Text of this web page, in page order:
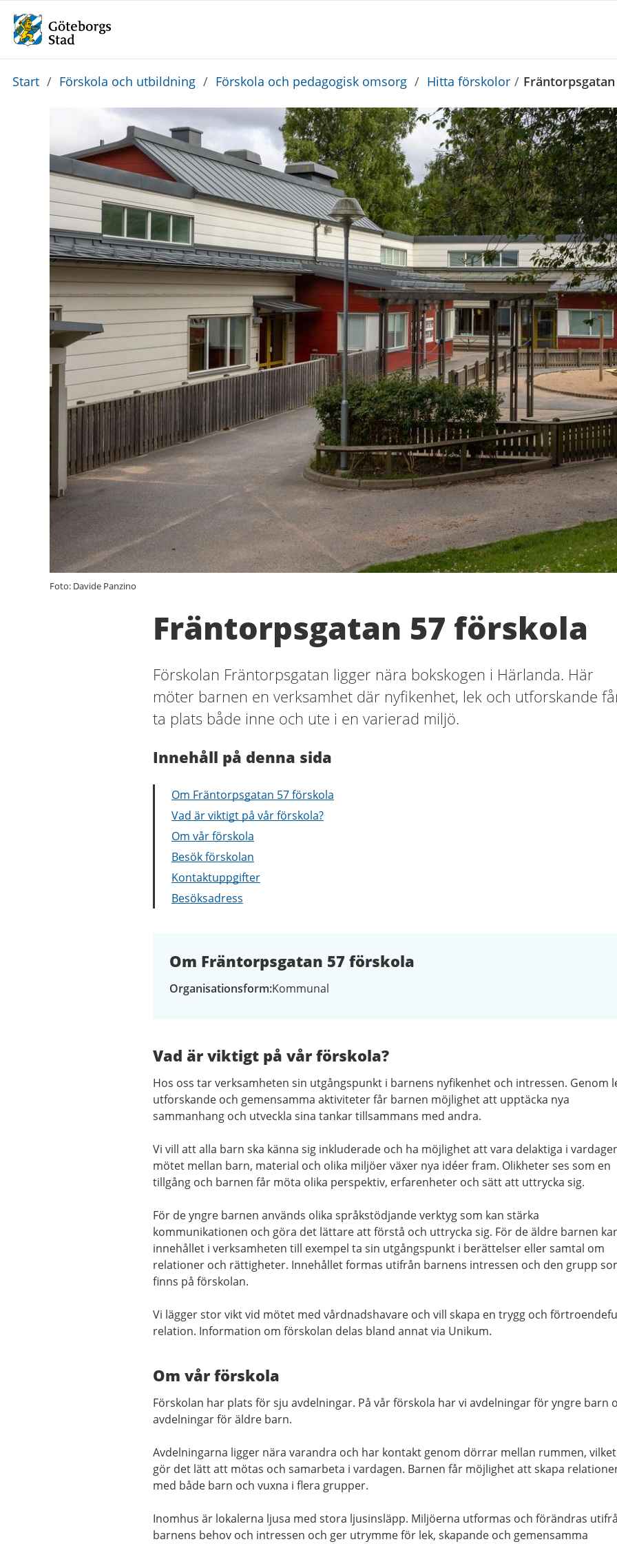
Du
Start / Förskola och utbildning / Förskola och pedagogisk omsorg / Hitta förskolor /
Foto: Davide Panzino
Fräntorpsgatan 57 förskola
Förskolan Fräntorpsgatan ligger nära bokskogen i Härlanda. Här
möter barnen en verksamhet där nyfikenhet, lek och utforskande
ta plats både inne och ute i en varierad miljö.
Innehåll på denna sida
Om Fräntorpsgatan 57 förskola
Vad är viktigt på vår förskola?
Om vår förskola
Besök förskolan
Kontaktuppgifter
Besöksadress
Om Fräntorpsgatan 57 förskola
Organisationsform Kommunal
Vad är viktigt på vår förskola?
Hos oss tar verksamheten sin utgångspunkt i barnens nyfikenhet och intressen. Genom
utforskande och gemensamma aktiviteter får barnen möjlighet att upptäcka nya
sammanhang och utveckla sina tankar tillsammans med andra.
Vi vill att alla barn ska känna sig inkluderade och ha möjlighet att vara delaktiga i
mötet mellan barn, material och olika miljöer växer nya idéer fram. Olikheter ses som en
tillgång och barnen får möta olika perspektiv, erfarenheter och sätt att uttrycka sig.
För de yngre barnen används olika språkstödjande verktyg som kan stärka
kommunikationen och göra det lättare att förstå och uttrycka sig. För de äldre barnen
innehållet i verksamheten till exempel ta sin utgångspunkt i berättelser eller samtal om
relationer och rättigheter. Innehållet formas utifrån barnens intressen och den grupp
finns på förskolan.
Vi lägger stor vikt vid mötet med vårdnadshavare och vill skapa en trygg och
relation. Information om förskolan delas bland annat via Unikum.
Om vår förskola
Förskolan har plats för sju avdelningar. På vår förskola har vi avdelningar för yngre barn
avdelningar för äldre barn.
Avdelningarna ligger nära varandra och har kontakt genom dörrar mellan rummen, vilket
gör det lätt att mötas och samarbeta i vardagen. Barnen får möjlighet att skapa
med både barn och vuxna i flera grupper.
Inomhus är lokalerna ljusa med stora ljusinsläpp. Miljöerna utformas och förändras
barnens behov och intressen och ger utrymme för lek, skapande och gemensamma